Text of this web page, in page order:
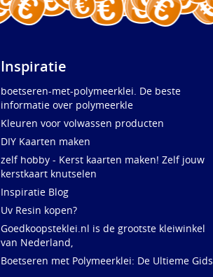
Inspiratie
boetseren-met-polymeerklei. De beste
informatie over polymeerkle
Kleuren voor volwassen producten
DIY Kaarten maken
zelf hobby - Kerst kaarten maken! Zelf jouw
kerstkaart knutselen
Inspiratie Blog
Uv Resin kopen?
Goedkoopsteklei.nl is de grootste kleiwinkel
van Nederland,
Boetseren met Polymeerklei: De Ultieme Gids